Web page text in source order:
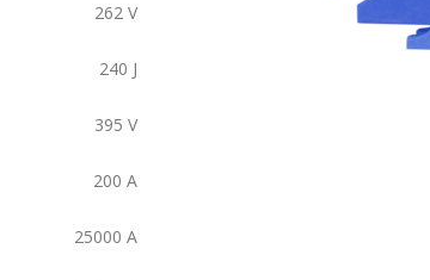
262 V
240 J
395 V
200 A
25000 A